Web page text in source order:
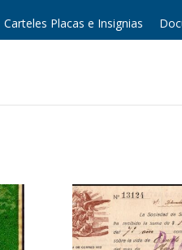
Carteles Placas e Insignias